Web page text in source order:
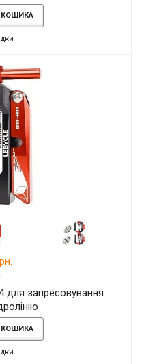
для запресовування